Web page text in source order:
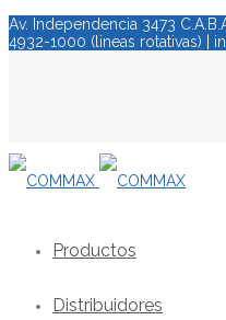
Av. Independencia 3473
4932-1000 (lineas rotativas) |
Productos
Distribuidores